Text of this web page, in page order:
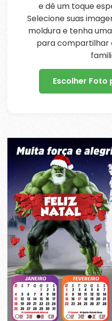
e dê um toque
Selecione suas
moldura e tenha
para compartilhar
Escolher